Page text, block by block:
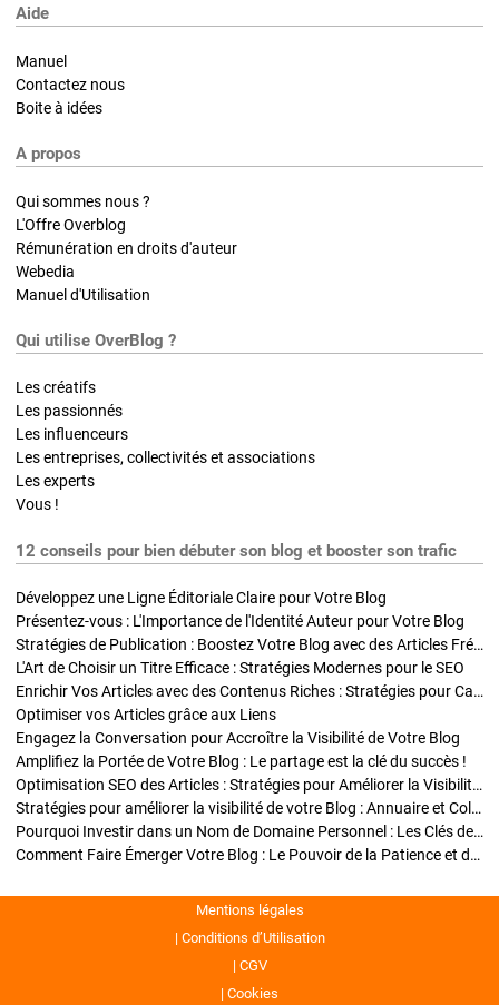
Aide
Manuel
Contactez nous
Boite à idées
A propos
Qui sommes nous ?
L'Offre Overblog
Rémunération en droits d'auteur
Webedia
Manuel d'Utilisation
Qui utilise OverBlog ?
Les créatifs
Les passionnés
Les influenceurs
Les entreprises, collectivités et associations
Les experts
Vous !
12 conseils pour bien débuter son blog et booster son trafic
Développez une Ligne Éditoriale Claire pour Votre Blog
Présentez-vous : L'Importance de l'Identité Auteur pour Votre Blog
Stratégies de Publication : Boostez Votre Blog avec des Articles Fréquents et Exclusifs
L'Art de Choisir un Titre Efficace : Stratégies Modernes pour le SEO
Enrichir Vos Articles avec des Contenus Riches : Stratégies pour Captiver et Optimiser
Optimiser vos Articles grâce aux Liens
Engagez la Conversation pour Accroître la Visibilité de Votre Blog
Amplifiez la Portée de Votre Blog : Le partage est la clé du succès !
Optimisation SEO des Articles : Stratégies pour Améliorer la Visibilité de Votre Blog
Stratégies pour améliorer la visibilité de votre Blog : Annuaire et Collaborations
Pourquoi Investir dans un Nom de Domaine Personnel : Les Clés de la Réussite de Votre Blog
Comment Faire Émerger Votre Blog : Le Pouvoir de la Patience et de la Persévérance
Mentions légales
Conditions d’Utilisation
CGV
Cookies